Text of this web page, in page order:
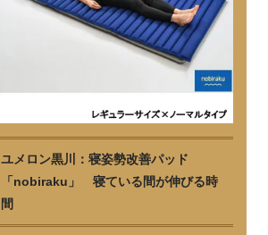
ユメロン黒川：寝姿勢改善パッド
「nobiraku」 寝ている間が伸びる時
間